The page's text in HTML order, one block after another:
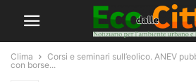
Clima
Corsi e seminari sull’eolico. ANEV
con borse...